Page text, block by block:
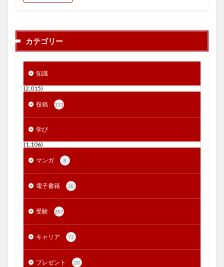
カテゴリー
知識
(2,015)
投稿 333
学び
(1,106)
マンガ 8
電子書籍 28
受験 287
キャリア 72
プレゼント 20